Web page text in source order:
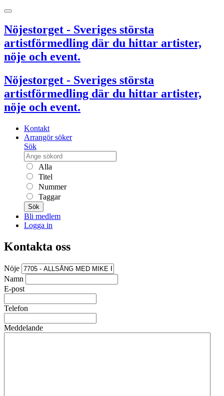
Nöjestorget - Sveriges största
artistförmedling där du hittar artister,
nöje och event.
Nöjestorget - Sveriges största
artistförmedling där du hittar artister,
nöje och event.
Kontakt
Arrangör söker
Sök
Alla
Titel
Nummer
Taggar
Sök
Bli medlem
Logga in
Kontakta oss
Nöje
Namn
E-post
Telefon
Meddelande